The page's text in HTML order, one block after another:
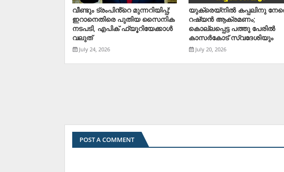
വീണ്ടും ട്രംപിൻ്റെ മുന്നറിയിപ്പ്;
ഇറാനെതിരെ പുതിയ സൈനിക
നടപടി, എപിക് ഫ്യൂറിയേക്കാൾ
വലുത്
July 24, 2026
യുക്രെയ്‌നില്‍ കപ്പലിനു
റഷ്യന്‍ ആക്രമണം;
കൊല്ലപ്പെട്ട പത്തു പേരില്‍
കാസര്‍കോട് സ്വദേശിയും
July 20, 2026
POST A COMMENT